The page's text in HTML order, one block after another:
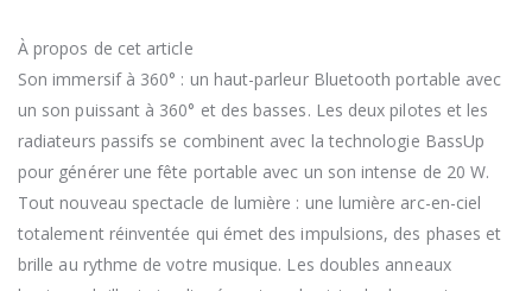
À propos de cet article
Son immersif à 360° : un haut-parleur Bluetooth portable avec
un son puissant à 360° et des basses. Les deux pilotes et les
radiateurs passifs se combinent avec la technologie BassUp
pour générer une fête portable avec un son intense de 20 W.
Tout nouveau spectacle de lumière : une lumière arc-en-ciel
totalement réinventée qui émet des impulsions, des phases et
brille au rythme de votre musique. Les doubles anneaux